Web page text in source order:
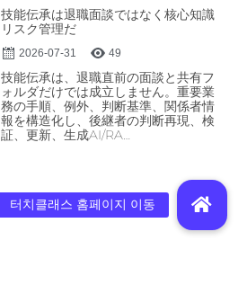
技能伝承は退職面談ではなく核心知識
リスク管理だ
2026-07-31 49
技能伝承は、退職直前の面談と共有フ
ォルダだけでは成立しません。重要業
務の手順、例外、判断基準、関係者情
報を構造化し、後継者の判断再現、検
証、更新、生成AI/RA…